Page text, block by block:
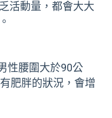
活動量，都會大大
性腰圍大於90公
肥胖的狀況，會增